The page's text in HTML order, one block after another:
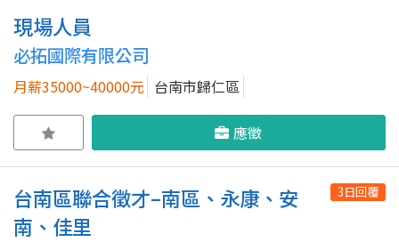
現場人員
必拓國際有限公司
月薪35000~40000元 台南市歸仁區
應徵
台南區聯合徵才–南區、永康、安
南、佳里
3日回覆